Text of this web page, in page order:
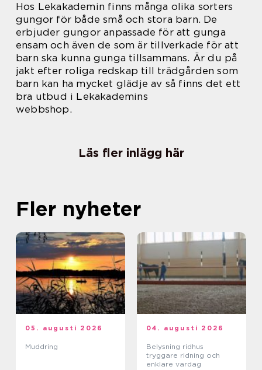
Hos Lekakademin finns många olika sorters
gungor för både små och stora barn. De
erbjuder gungor anpassade för att gunga
ensam och även de som är tillverkade för att
barn ska kunna gunga tillsammans. Är du på
jakt efter roliga redskap till trädgården som
barn kan ha mycket glädje av så finns det ett
bra utbud i Lekakademins
webbshop.
Läs fler inlägg här
Fler nyheter
05. augusti 2026
Muddring
04. augusti 2026
Belysning ridhus
tryggare ridning och
enklare vardag